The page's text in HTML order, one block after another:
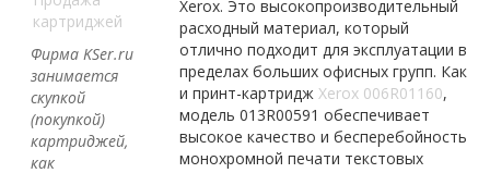
картриджей
Фирма KSer.ru
занимается
скупкой
(покупкой)
картриджей,
как
Xerox. Это высокопроизводительный
расходный материал, который
отлично подходит для эксплуатации в
пределах больших офисных групп. Как
и принт-картриджXerox 006R01160,
модель 013R00591 обеспечивает
высокое качество и бесперебойность
монохромной печати текстовых